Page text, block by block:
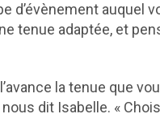
d’évènement auquel
tenue adaptée, et
la tenue que
nous dit Isabelle. «